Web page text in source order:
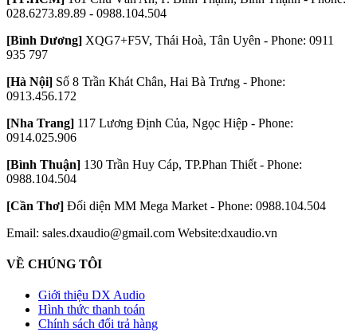
028.6273.89.89 - 0988.104.504
[Bình Dương] XQG7+F5V, Thái Hoà, Tân Uyên - Phone: 0911
935 797
[Hà Nội] Số 8 Trần Khát Chân, Hai Bà Trưng - Phone:
0913.456.172
[Nha Trang] 117 Lương Định Của, Ngọc Hiệp - Phone:
0914.025.906
[Bình Thuận] 130 Trần Huy Cáp, TP.Phan Thiết - Phone:
0988.104.504
[Cần Thơ] Đối diện MM Mega Market - Phone: 0988.104.504
Email: sales.dxaudio@gmail.com Website:dxaudio.vn
VỀ CHÚNG TÔI
Giới thiệu DX Audio
Hình thức thanh toán
Chính sách đổi trả hàng